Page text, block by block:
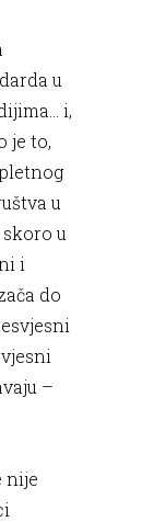
u
i,
je to,
u
u
i
do
–
nije